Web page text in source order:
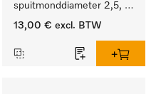
spuitmonddiameter 2,5,
lengte 80 mm, 1 stuk.
13,00 € excl. BTW